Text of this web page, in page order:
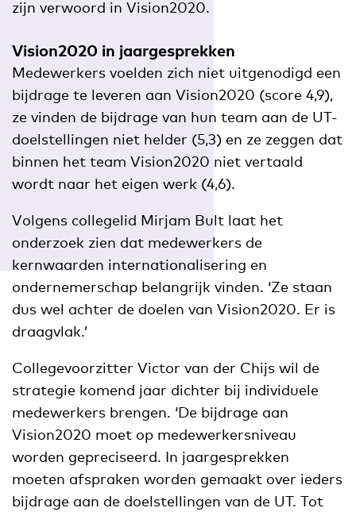
zijn verwoord in Vision2020.
Vision2020 in jaargesprekken
Medewerkers voelden zich niet uitgenodigd een
bijdrage te leveren aan Vision2020 (score 4,9),
ze vinden de bijdrage van hun team aan de UT-
doelstellingen niet helder (5,3) en ze zeggen dat
binnen het team Vision2020 niet vertaald
wordt naar het eigen werk (4,6).
Volgens collegelid Mirjam Bult laat het
onderzoek zien dat medewerkers de
kernwaarden internationalisering en
ondernemerschap belangrijk vinden. ‘Ze staan
dus wel achter de doelen van Vision2020. Er is
draagvlak.’
Collegevoorzitter Victor van der Chijs wil de
strategie komend jaar dichter bij individuele
medewerkers brengen. ‘De bijdrage aan
Vision2020 moet op medewerkersniveau
worden gepreciseerd. In jaargesprekken
moeten afspraken worden gemaakt over ieders
bijdrage aan de doelstellingen van de UT. Tot